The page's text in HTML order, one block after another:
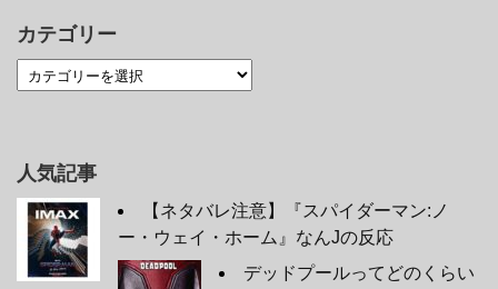
カテゴリー
人気記事
【ネタバレ注意】『スパイダーマン:ノ
ー・ウェイ・ホーム』なんJの反応
デッドプールってどのくらい